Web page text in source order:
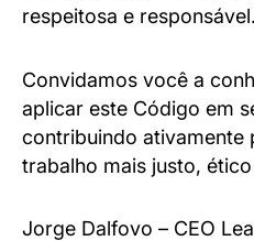
respeitosa e responsável.
Convidamos você a
aplicar este Código em
contribuindo ativamente
trabalho mais justo,
Jorge Dalfovo – CEO